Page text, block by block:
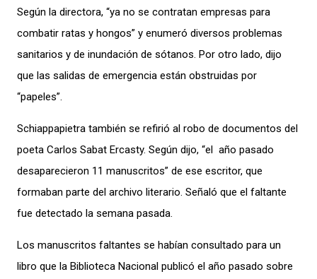
Según la directora, “ya no se contratan empresas para
combatir ratas y hongos” y enumeró diversos problemas
sanitarios y de inundación de sótanos. Por otro lado, dijo
que las salidas de emergencia están obstruidas por
“papeles”.
Schiappapietra también se refirió al robo de documentos del
poeta Carlos Sabat Ercasty. Según dijo, “el año pasado
desaparecieron 11 manuscritos” de ese escritor, que
formaban parte del archivo literario. Señaló que el faltante
fue detectado la semana pasada.
Los manuscritos faltantes se habían consultado para un
libro que la Biblioteca Nacional publicó el año pasado sobre